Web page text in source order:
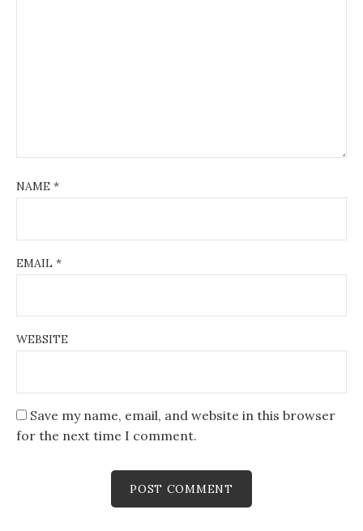
NAME *
EMAIL *
WEBSITE
Save my name, email, and website in this browser
for the next time I comment.